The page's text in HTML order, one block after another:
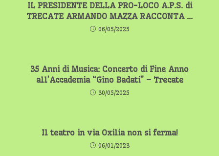
IL PRESIDENTE DELLA PRO-LOCO A.P.S. di
TRECATE ARMANDO MAZZA RACCONTA …
06/05/2025
35 Anni di Musica: Concerto di Fine Anno
all’Accademia “Gino Badati” – Trecate
30/05/2025
Il teatro in via Oxilia non si ferma!
06/01/2023